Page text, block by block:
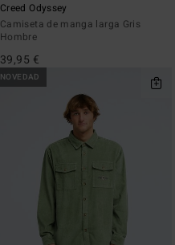
Creed Odyssey
Camiseta de manga larga Gris
Hombre
39,95 €
NOVEDAD